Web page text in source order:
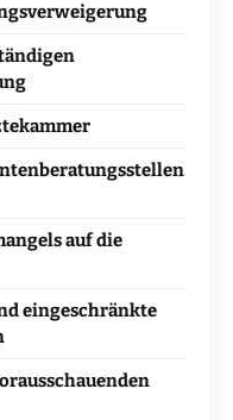
auf die
eingeschränkte